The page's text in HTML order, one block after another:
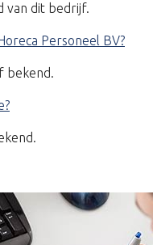
van dit bedrijf.
Personeel BV?
bekend.